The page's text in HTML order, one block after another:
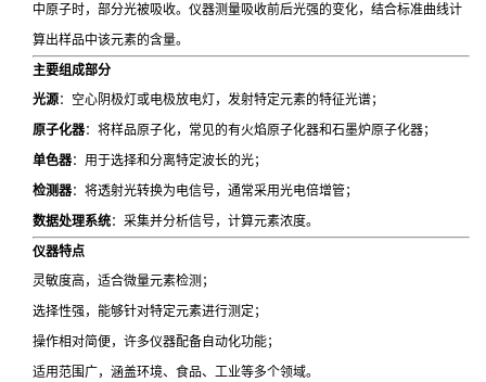
中原子时，部分光被吸收。仪器测量吸收前后光强的变化，结合标准曲线计
算出样品中该元素的含量。
主要组成部分
光源：空心阴极灯或电极放电灯，发射特定元素的特征光谱；
原子化器：将样品原子化，常见的有火焰原子化器和石墨炉原子化器；
单色器：用于选择和分离特定波长的光；
检测器：将透射光转换为电信号，通常采用光电倍增管；
数据处理系统：采集并分析信号，计算元素浓度。
仪器特点
灵敏度高，适合微量元素检测；
选择性强，能够针对特定元素进行测定；
操作相对简便，许多仪器配备自动化功能；
适用范围广，涵盖环境、食品、工业等多个领域。